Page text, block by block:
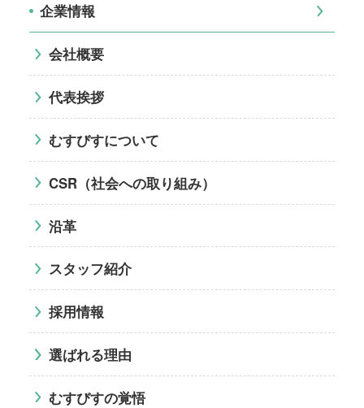
企業情報
会社概要
代表挨拶
むすびすについて
CSR（社会への取り組み）
沿革
スタッフ紹介
採用情報
選ばれる理由
むすびすの覚悟